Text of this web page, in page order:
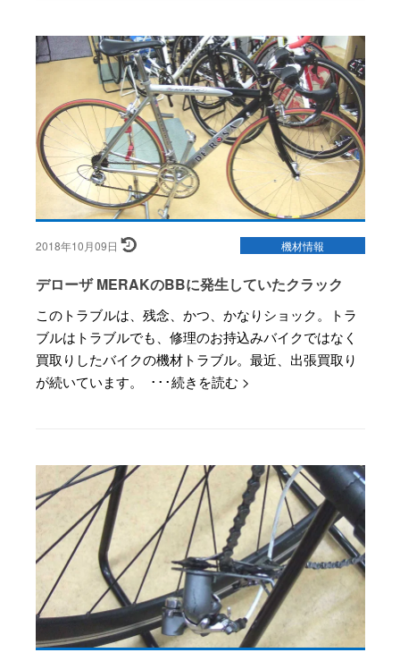
機材情報
2018年10月09日
デローザ MERAKのBBに発生していたクラック
このトラブルは、残念、かつ、かなりショック。トラ
ブルはトラブルでも、修理のお持込みバイクではなく
買取りしたバイクの機材トラブル。最近、出張買取り
が続いています。 ･･･続きを読む >